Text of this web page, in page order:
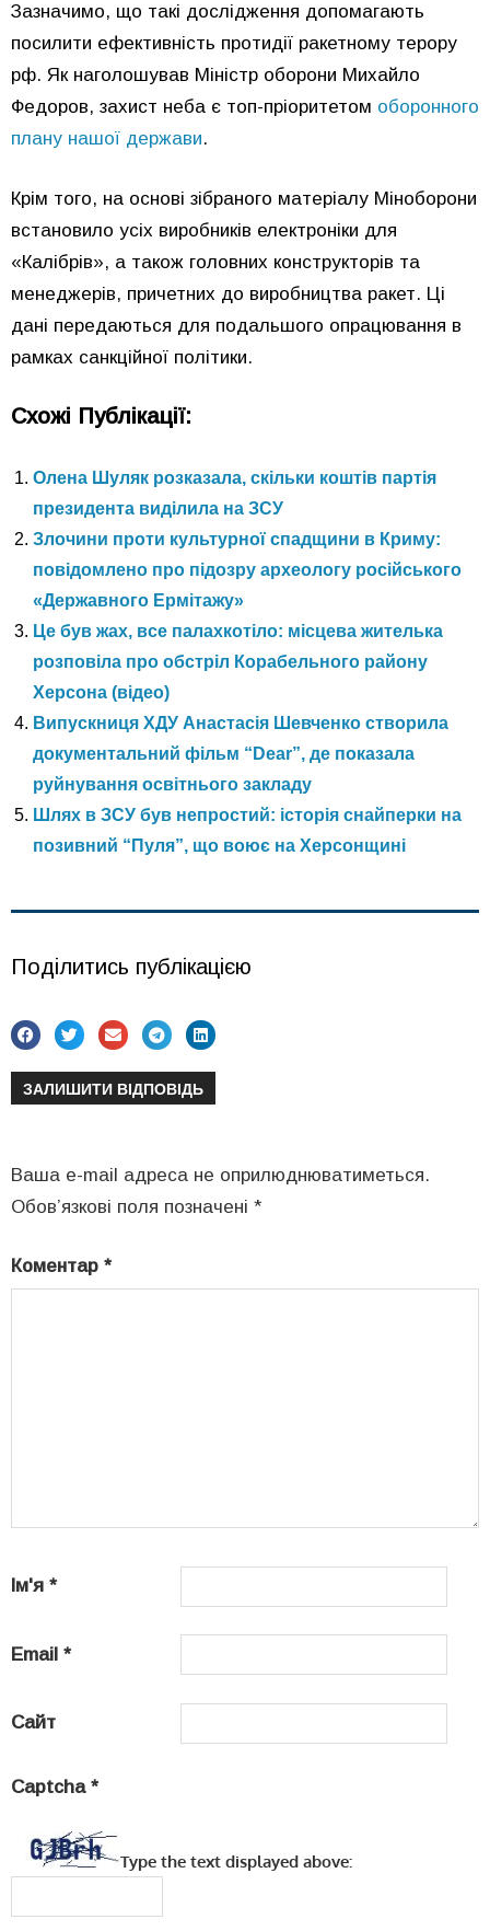
Зазначимо, що такі дослідження допомагають
посилити ефективність протидії ракетному терору
рф. Як наголошував Міністр оборони Михайло
Федоров, захист неба є топ-пріоритетом оборонного
плану нашої держави.
Крім того, на основі зібраного матеріалу Міноборони
встановило усіх виробників електроніки для
«Калібрів», а також головних конструкторів та
менеджерів, причетних до виробництва ракет. Ці
дані передаються для подальшого опрацювання в
рамках санкційної політики.
Схожі Публікації:
Олена Шуляк розказала, скільки коштів партія
президента виділила на ЗСУ
Злочини проти культурної спадщини в Криму:
повідомлено про підозру археологу російського
«Державного Ермітажу»
Це був жах, все палахкотіло: місцева жителька
розповіла про обстріл Корабельного району
Херсона (відео)
Випускниця ХДУ Анастасія Шевченко створила
документальний фільм “Dear”, де показала
руйнування освітнього закладу
Шлях в ЗСУ був непростий: історія снайперки на
позивний “Пуля”, що воює на Херсонщині
Поділитись публікацією
ЗАЛИШИТИ ВІДПОВІДЬ
Ваша e-mail адреса не оприлюднюватиметься.
Обов’язкові поля позначені *
Коментар *
Ім'я *
Email *
Сайт
Captcha *
Type the text displayed above: